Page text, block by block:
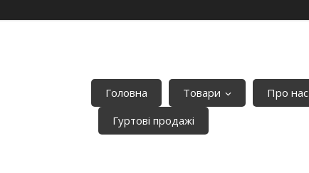
Головна Товари Про нас
Гуртові продажі